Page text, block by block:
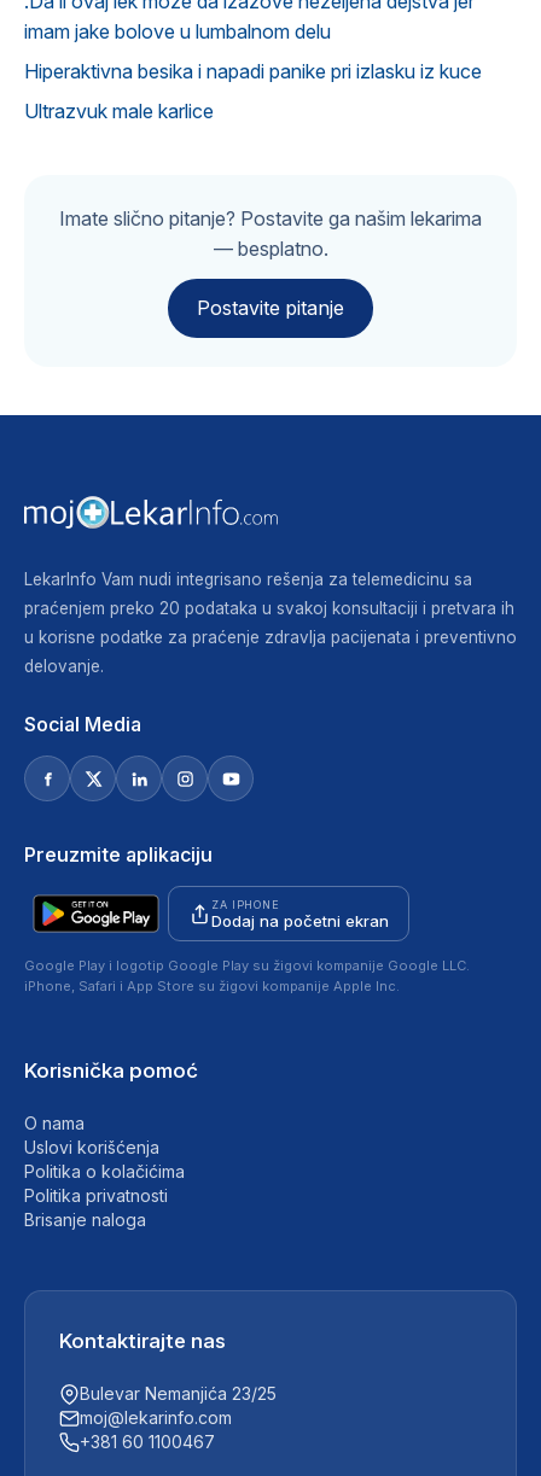
imam jake bolove u lumbalnom delu
Hiperaktivna besika i napadi panike pri izlasku iz kuce
Ultrazvuk male karlice
Imate slično pitanje? Postavite ga našim lekarima
— besplatno.
Postavite pitanje
LekarInfo Vam nudi integrisano rešenja za telemedicinu sa
praćenjem preko 20 podataka u svakoj konsultaciji i pretvara ih
u korisne podatke za praćenje zdravlja pacijenata i preventivno
delovanje.
Social Media
Preuzmite aplikaciju
ZA IPHONE
Dodaj na početni ekran
Google Play i logotip Google Play su žigovi kompanije Google LLC.
iPhone, Safari i App Store su žigovi kompanije Apple Inc.
Korisnička pomoć
O nama
Uslovi korišćenja
Politika o kolačićima
Politika privatnosti
Brisanje naloga
Kontaktirajte nas
Bulevar Nemanjića 23/25
moj@lekarinfo.com
+381 60 1100467